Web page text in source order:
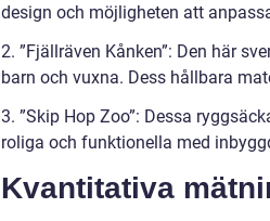
design och möjligheten att
2. ”Fjällräven Kånken”: Den här
barn och vuxna. Dess hållbara
3. ”Skip Hop Zoo”: Dessa
roliga och funktionella med
Kvantitativa